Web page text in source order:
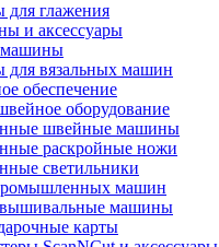
для глажения
и аксессуары
машины
для вязальных машин
обеспечение
оборудование
швейные машины
раскройные ножи
светильники
машин
машины
карты